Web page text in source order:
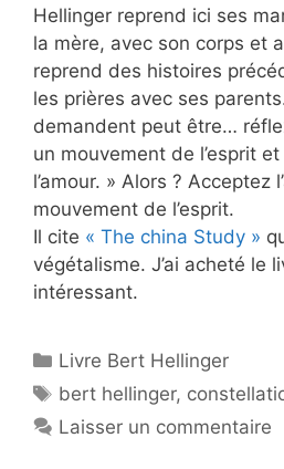
Hellinger reprend ici ses
la mère, avec son corps et
reprend des histoires
les prières avec ses
demandent peut être…
un mouvement de l’esprit
l’amour. » Alors ? Acceptez
mouvement de l’esprit.
Il cite « The china Study »
végétalisme. J’ai acheté le
intéressant.
Catégories
Livre Bert Hellinger
Étiquettes
bert hellinger,
Laisser un commentaire